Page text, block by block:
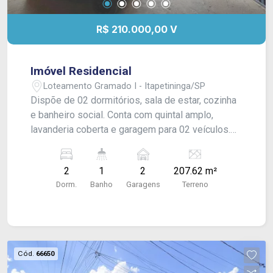
R$ 210.000,00 V
Imóvel Residencial
Loteamento Gramado I - Itapetininga/SP
Dispõe de 02 dormitórios, sala de estar, cozinha
e banheiro social. Conta com quintal amplo,
lavanderia coberta e garagem para 02 veículos.
2
Dorm.
1
Banho
2
Garagens
207.62 m²
Terreno
Cód. 66650